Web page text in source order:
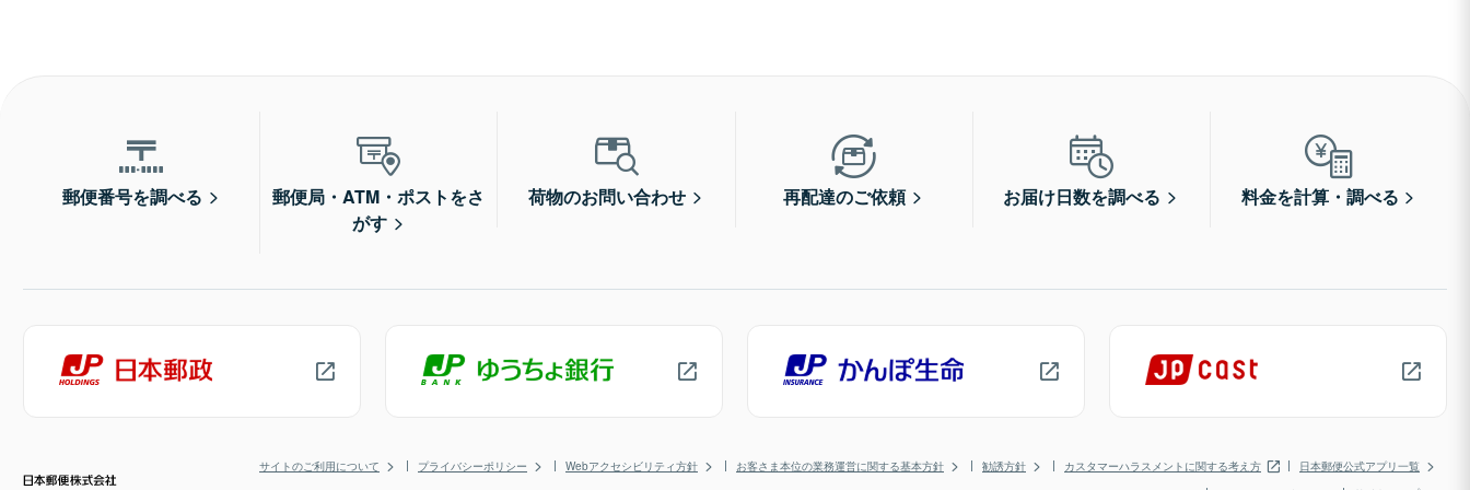
郵便番号を調べる
郵便局・ATM・ポストをさ
がす
荷物のお問い合わせ 再配達のご依頼 お届け日数を調べる 料金を計算・調べる
サイトのご利用について プライバシーポリシー Webアクセシビリティ方針 お客さま本位の業務運営に関する基本方針 勧誘方針 カスタマーハラスメントに関する考え方
日本郵便公式アプリ一覧